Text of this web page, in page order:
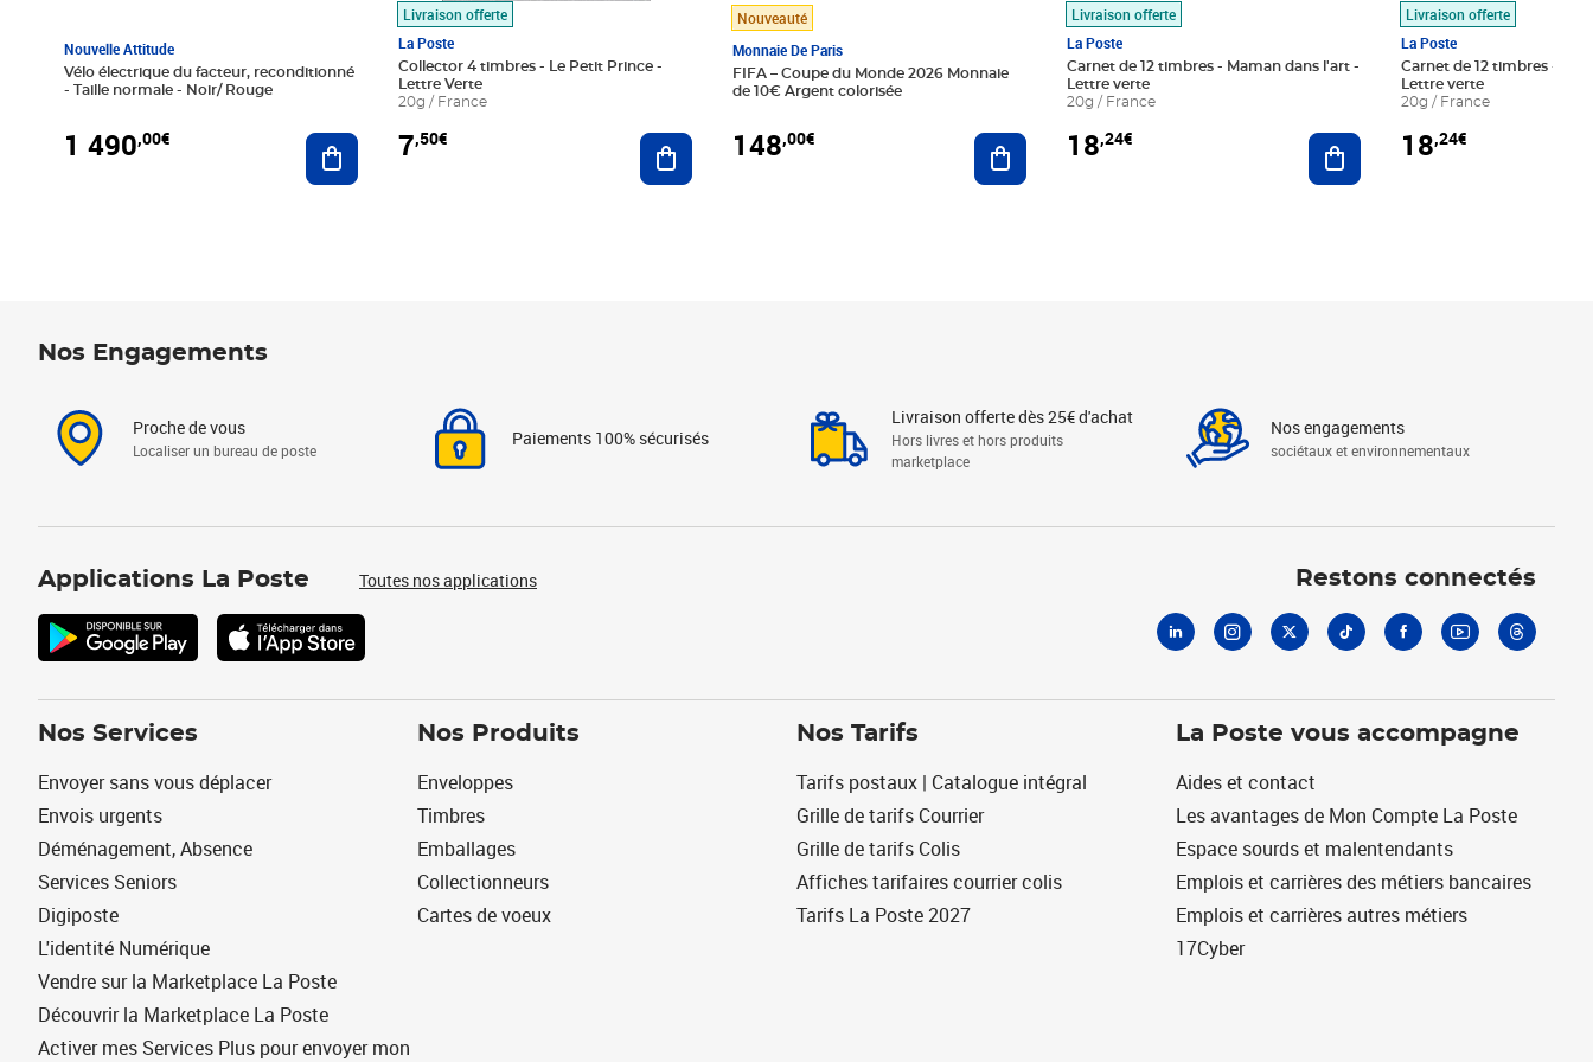
Nouvelle Attitude
Vélo électrique du facteur, reconditionné
- Taille normale - Noir/ Rouge
1 490,00€ Ajouter au panier
Livraison offerte
La Poste
Collector 4 timbres - Le Petit Prince -
Lettre Verte
20g / France
7,50€ Ajouter au panier
Nouveauté
Monnaie De Paris
FIFA – Coupe du Monde 2026 Monnaie
de 10€ Argent colorisée
148,00€ Ajouter au panier
Livraison offerte
La Poste
Carnet de 12 timbres - Maman dans l'art -
Lettre verte
20g / France
18,24€ Ajouter au panier
Livraison offerte
La Poste
Carnet de 12 timbres - Le
Lettre verte
20g / France
18,24€
Nos Engagements
Proche de vous
Localiser un bureau de poste
Paiements 100% sécurisés
Livraison offerte dès 25€ d'achat
Hors livres et hors produits
marketplace
Nos engagements
sociétaux et environnementaux
Applications La Poste Toutes nos applications Restons connectés
Nos Services
Envoyer sans vous déplacer
Envois urgents
Déménagement, Absence
Services Seniors
Digiposte
L'identité Numérique
Vendre sur la Marketplace La Poste
Découvrir la Marketplace La Poste
Activer mes Services Plus pour envoyer mon
Nos Produits
Enveloppes
Timbres
Emballages
Collectionneurs
Cartes de voeux
Nos Tarifs
Tarifs postaux | Catalogue intégral
Grille de tarifs Courrier
Grille de tarifs Colis
Affiches tarifaires courrier colis
Tarifs La Poste 2027
La Poste vous accompagne
Aides et contact
Les avantages de Mon Compte La Poste
Espace sourds et malentendants
Emplois et carrières des métiers bancaires
Emplois et carrières autres métiers
17Cyber